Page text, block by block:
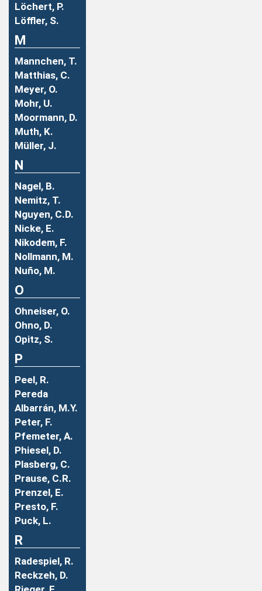
Löchert, P.
Löffler, S.
M
Mannchen, T.
Matthias, C.
Meyer, O.
Mohr, U.
Moormann, D.
Muth, K.
Müller, J.
N
Nagel, B.
Nemitz, T.
Nguyen, C.D.
Nicke, E.
Nikodem, F.
Nollmann, M.
Nuño, M.
O
Ohneiser, O.
Ohno, D.
Opitz, S.
P
Peel, R.
Pereda
Albarrán, M.Y.
Peter, F.
Pfemeter, A.
Phiesel, D.
Plasberg, C.
Prause, C.R.
Prenzel, E.
Presto, F.
Puck, L.
R
Radespiel, R.
Reckzeh, D.